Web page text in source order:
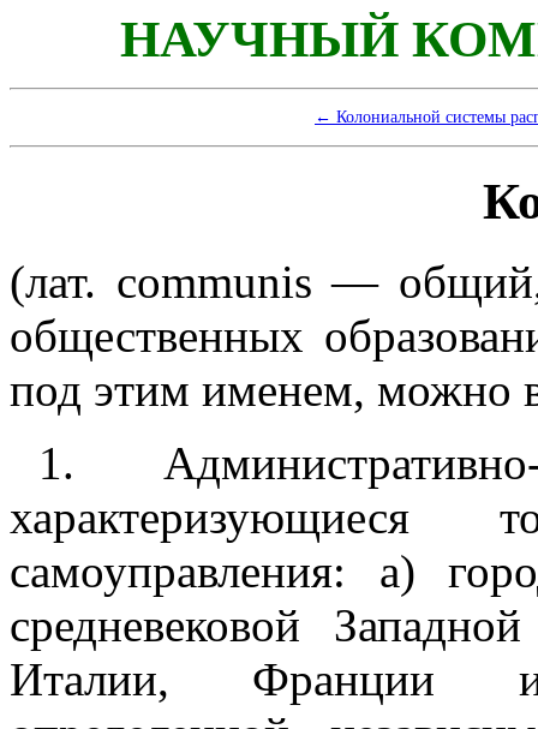
НАУЧНЫЙ
← Колониальной системы
(лат. communis — общий,
общественных
под этим именем, можно
1.
самоуправления: а)
средневековой
Италии, Франции